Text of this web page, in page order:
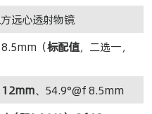
远心透射物镜
（标配值，二选一，
12mm、54.9°@f 8.5mm